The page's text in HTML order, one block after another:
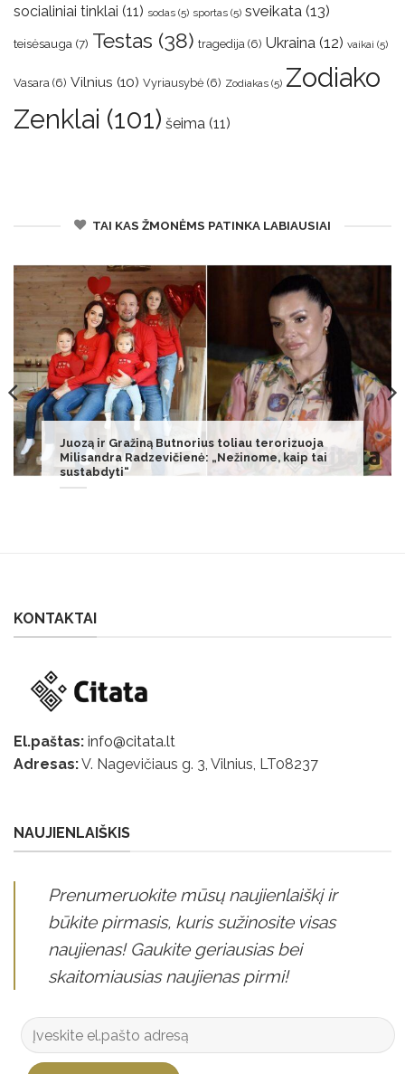
socialiniai tinklai (11) sodas (5) sportas (5) sveikata (13)
teisėsauga (7) Testas (38) tragedija (6) Ukraina (12) vaikai (5)
Vasara (6) Vilnius (10) Vyriausybė (6) Zodiakas (5) Zodiako
Zenklai (101) šeima (11)
TAI KAS ŽMONĖMS PATINKA LABIAUSIAI
Lietuvai gresia milijoninės baudos: įspėja apie
didesnius mokesčius gyventojams
KONTAKTAI
El.paštas: info@citata.lt
Adresas:V. Nagevičiaus g. 3, Vilnius, LT08237
NAUJIENLAIŠKIS
Prenumeruokite mūsų naujienlaiškį ir
būkite pirmasis, kuris sužinosite visas
naujienas! Gaukite geriausias bei
skaitomiausias naujienas pirmi!